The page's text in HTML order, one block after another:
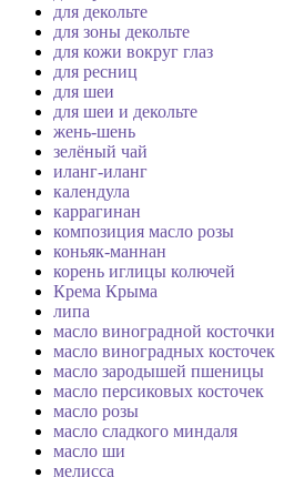
для декольте
для зоны декольте
для кожи вокруг глаз
для ресниц
для шеи
для шеи и декольте
жень-шень
зелёный чай
иланг-иланг
календула
каррагинан
композиция масло розы
коньяк-маннан
корень иглицы колючей
Крема Крыма
липа
масло виноградной косточки
масло виноградных косточек
масло зародышей пшеницы
масло персиковых косточек
масло розы
масло сладкого миндаля
масло ши
мелисса